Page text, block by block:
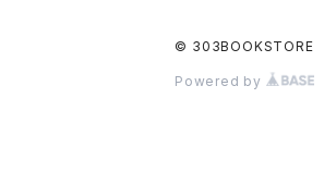
© 303BOOKSTORE
Powered by